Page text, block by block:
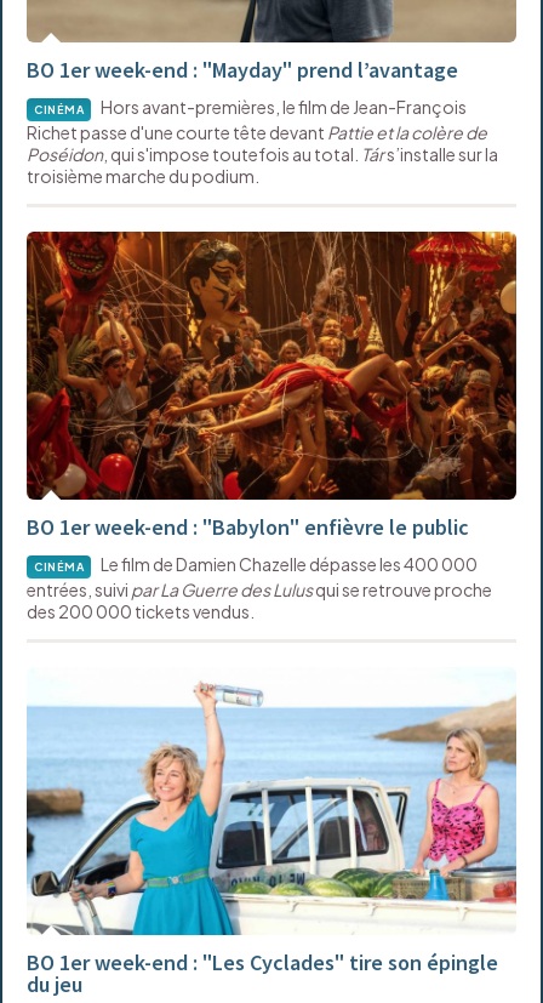
BO 1er week-end : "Mayday" prend l’avantage
CINÉMA
Hors avant-premières, le film de Jean-François
Richet passe d'une courte tête devant Pattie et la colère de
Poséidon, qui s'impose toutefois au total. Társ’installe sur la
troisième marche du podium.
BO 1er week-end : "Babylon" enfièvre le public
CINÉMA
Le film de Damien Chazelle dépasse les 400 000
entrées, suivi par La Guerre des Lulusqui se retrouve proche
des 200 000 tickets vendus.
BO 1er week-end : "Les Cyclades" tire son épingle
du jeu